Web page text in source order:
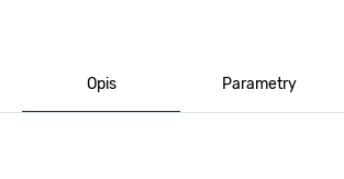
Opis Parametry